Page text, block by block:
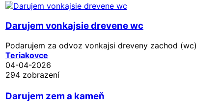
Darujem vonkajsie drevene wc
Podarujem za odvoz vonkajsi dreveny zachod (wc)
Teriakovce
04-04-2026
294 zobrazení
Darujem zem a kameň